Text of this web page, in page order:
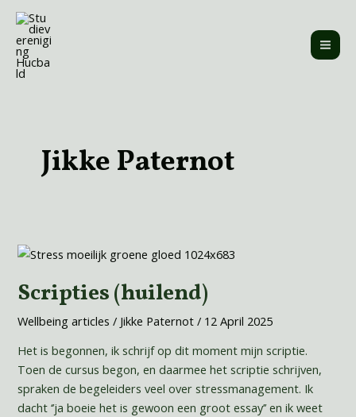
Skip
content
Jikke Paternot
Scripties (huilend)
Wellbeing articles / Jikke Paternot/ 12 April 2025
Het is begonnen, ik schrijf op dit moment mijn scriptie.
Toen de cursus begon, en daarmee het scriptie schrijven,
spraken de begeleiders veel over stressmanagement. Ik
dacht ‘’ja boeie het is gewoon een groot essay’’ en ik weet
Scripties